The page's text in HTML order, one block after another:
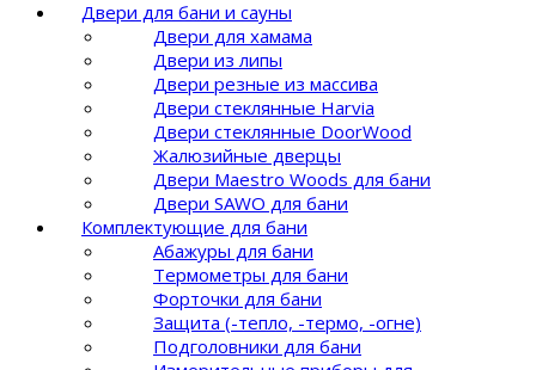
Двери для бани и сауны
Двери для хамама
Двери из липы
Двери резные из массива
Двери стеклянные Harvia
Двери стеклянные DoorWood
Жалюзийные дверцы
Двери Maestro Woods для бани
Двери SAWO для бани
Комплектующие для бани
Абажуры для бани
Термометры для бани
Форточки для бани
Защита (-тепло, -термо, -огне)
Подголовники для бани